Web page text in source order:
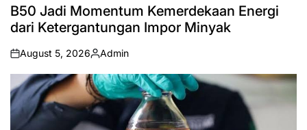
IN
B50 Jadi Momentum Kemerdekaan Energi
dari Ketergantungan Impor Minyak
on
August 5, 2026
Posted
by
Admin